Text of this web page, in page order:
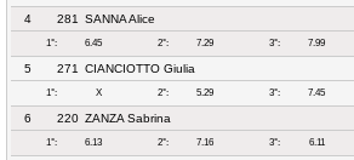
4 281 SANNA Alice
1°: 6.45 2°: 7.29 3°: 7.99
5 271 CIANCIOTTO Giulia
1°: X 2°: 5.29 3°: 7.45
6 220 ZANZA Sabrina
1°: 6.13 2°: 7.16 3°: 6.11